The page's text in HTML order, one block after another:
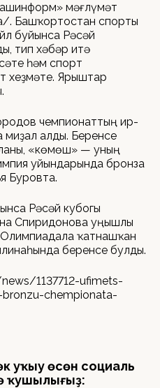
мәғлүмәт
. Башҡортостан спорты
буйынса Рәсәй
тип хәбәр итә
һәм спорт
хеҙмәте. Ярыштар
чемпионаттың ир-
миҙал алды. Беренсе
«көмөш» — уның
уйындарында бронза
Буровта.
Рәсәй кубогы
Спиридонова уңышлы
ҡатнашҡан
беренсе булды.
1137712-ufimets-
chempionata-
уҡыу өсөн социаль
ҡушылығыҙ: